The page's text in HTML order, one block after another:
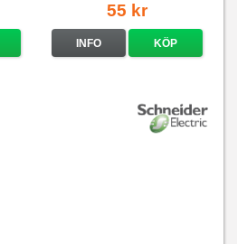
55 kr
INFO KÖP